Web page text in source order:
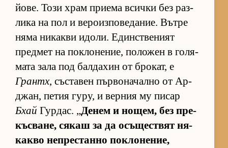
йо­ве. Този храм при­ема всички без раз­
лика на пол и ве­ро­из­по­ве­да­ние. Вътре
няма ни­какви идо­ли. Един­с­т­ве­ният
пред­мет на пок­ло­не­ние, по­ло­жен в го­ля­
мата зала под бал­да­хин от бро­кат, е
Грантх, със­та­вен пър­во­на­чално от Ар­
джан, пе­тия гу­ру, и вер­ния му пи­сар
Бхай Гур­дас. „Де­нем и но­щем, без пре­
къс­ва­не, ся­каш за да осъ­щес­т­вят ня­
какво неп­рес­танно пок­ло­не­ние,